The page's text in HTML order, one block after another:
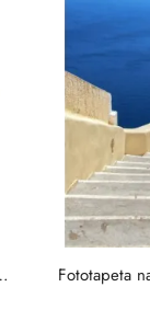
Fototapeta